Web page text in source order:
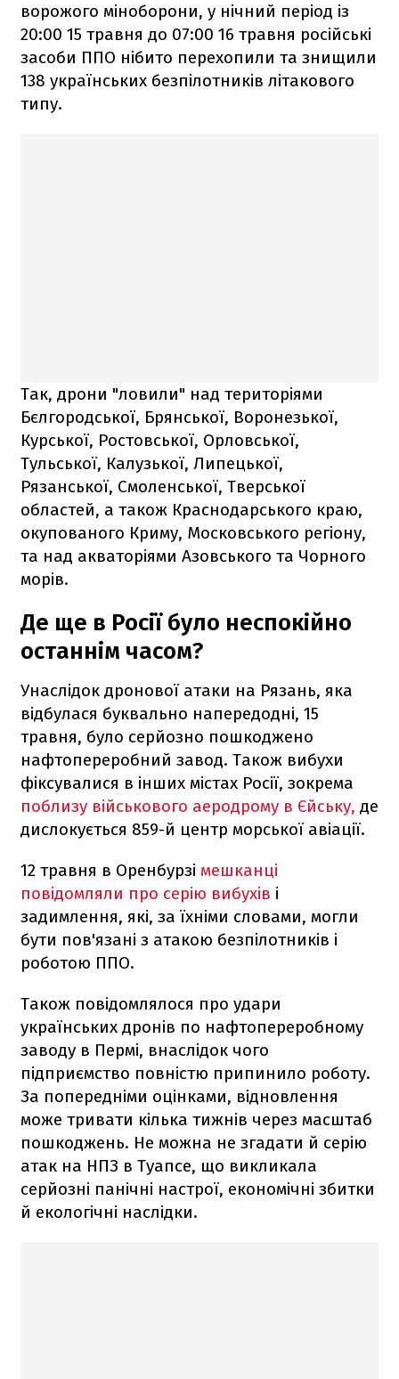
ворожого міноборони, у нічний період із
20:00 15 травня до 07:00 16 травня російські
засоби ППО нібито перехопили та знищили
138 українських безпілотників літакового
типу.
Так, дрони "ловили" над територіями
Бєлгородської, Брянської, Воронезької,
Курської, Ростовської, Орловської,
Тульської, Калузької, Липецької,
Рязанської, Смоленської, Тверської
областей, а також Краснодарського краю,
окупованого Криму, Московського регіону,
та над акваторіями Азовського та Чорного
морів.
Де ще в Росії було неспокійно
останнім часом?
Унаслідок дронової атаки на Рязань, яка
відбулася буквально напередодні, 15
травня, було серйозно пошкоджено
нафтопереробний завод. Також вибухи
фіксувалися в інших містах Росії, зокрема
поблизу військового аеродрому в Єйську, де
дислокується 859-й центр морської авіації.
12 травня в Оренбурзі мешканці
повідомляли про серію вибухів і
задимлення, які, за їхніми словами, могли
бути пов'язані з атакою безпілотників і
роботою ППО.
Також повідомлялося про удари
українських дронів по нафтопереробному
заводу в Пермі, внаслідок чого
підприємство повністю припинило роботу.
За попередніми оцінками, відновлення
може тривати кілька тижнів через масштаб
пошкоджень. Не можна не згадати й серію
атак на НПЗ в Туапсе, що викликала
серйозні панічні настрої, економічні збитки
й екологічні наслідки.